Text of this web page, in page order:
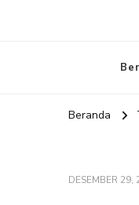
Beranda
DESEMBER 29,